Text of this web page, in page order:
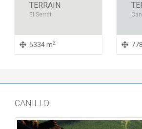
TERRAIN
El Serrat
5334 m2
CANILLO